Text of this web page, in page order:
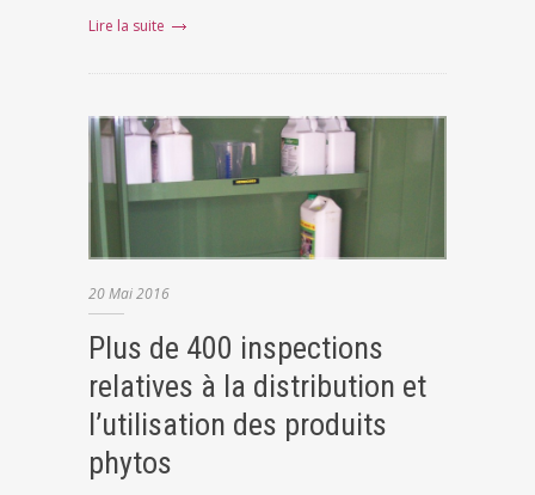
Lire la suite
20Mai2016
Plus de 400 inspections
relatives à la distribution et
l’utilisation des produits
phytos